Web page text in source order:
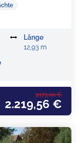
Länge
12,93 m
3.173,00 €
2.219,56 €